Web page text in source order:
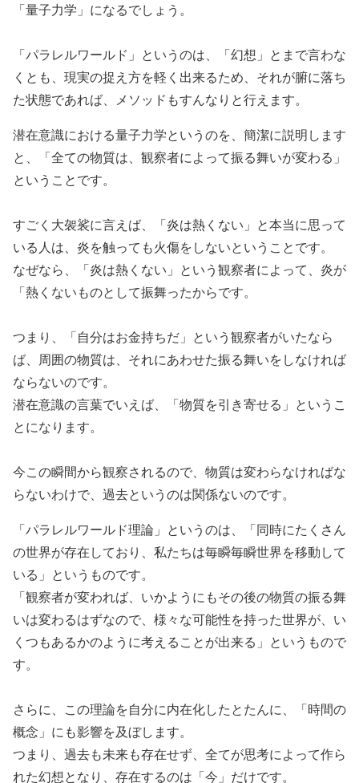
「量子力学」になるでしょう。
「パラレルワールド」というのは、「幻想」とまで言わな
くとも、現実の捉え方を軽く出来るため、それが腑に落ち
た状態であれば、メソッドもすんなりと行えます。
潜在意識における量子力学というのを、簡潔に説明します
と、「全ての物質は、観察者によって振る舞いが変わる」
ということです。
すごく大袈裟に言えば、「炎は熱くない」と本当に思って
いる人は、炎を触っても火傷をしないということです。
なぜなら、「炎は熱くない」という観察者によって、炎が
「熱くないものとして振舞ったからです。
つまり、「自分はお金持ちだ」という観察者がいたなら
ば、周囲の物質は、それにあわせた振る舞いをしなければ
ならないのです。
潜在意識の言葉でいえば、「物質を引き寄せる」というこ
とになります。
今この瞬間から観察されるので、物質は変わらなければな
らないわけで、過去というのは関係ないのです。
「パラレルワールド理論」というのは、「同時にたくさん
の世界が存在しており、私たちは毎瞬毎瞬世界を移動して
いる」というものです。
「観察者が変われば、いかようにもその後の物質の振る舞
いは変わるはずなので、様々な可能性を持った世界が、い
くつもあるかのように考えることが出来る」というもので
す。
さらに、この理論を自分に内在化したとたんに、「時間の
概念」にも影響を及ぼします。
つまり、過去も未来も存在せず、全てが思考によって作ら
れた幻想となり、存在するのは「今」だけです。